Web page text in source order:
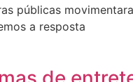
públicas
a resposta